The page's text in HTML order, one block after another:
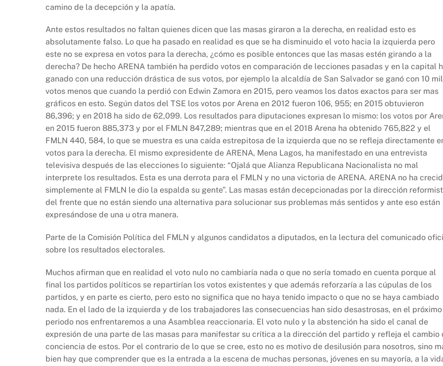
camino de la decepción y la apatía.
Ante estos resultados no faltan quienes dicen que las masas giraron a la derecha, en realidad esto es
absolutamente falso. Lo que ha pasado en realidad es que se ha disminuido el voto hacia la izquierda pero
este no se expresa en votos para la derecha, ¿cómo es posible entonces que las masas estén girando a la
derecha? De hecho ARENA también ha perdido votos en comparación de lecciones pasadas y en la capital
ganado con una reducción drástica de sus votos, por ejemplo la alcaldía de San Salvador se ganó con 10 mil
votos menos que cuando la perdió con Edwin Zamora en 2015, pero veamos los datos exactos para ser mas
gráficos en esto. Según datos del TSE los votos por Arena en 2012 fueron 106, 955; en 2015 obtuvieron
86,396; y en 2018 ha sido de 62,099. Los resultados para diputaciones expresan lo mismo: los votos por
en 2015 fueron 885,373 y por el FMLN 847,289; mientras que en el 2018 Arena ha obtenido 765,822 y el
FMLN 440, 584, lo que se muestra es una caída estrepitosa de la izquierda que no se refleja directamente
votos para la derecha. El mismo expresidente de ARENA, Mena Lagos, ha manifestado en una entrevista
televisiva después de las elecciones lo siguiente: “Ojalá que Alianza Republicana Nacionalista no mal
interprete los resultados. Esta es una derrota para el FMLN y no una victoria de ARENA. ARENA no ha
simplemente al FMLN le dio la espalda su gente”. Las masas están decepcionadas por la dirección
del frente que no están siendo una alternativa para solucionar sus problemas más sentidos y ante eso están
expresándose de una u otra manera.
Parte de la Comisión Política del FMLN y algunos candidatos a diputados, en la lectura del comunicado
sobre los resultados electorales.
Muchos afirman que en realidad el voto nulo no cambiaría nada o que no sería tomado en cuenta porque al
final los partidos políticos se repartirían los votos existentes y que además reforzaría a las cúpulas de los
partidos, y en parte es cierto, pero esto no significa que no haya tenido impacto o que no se haya cambiado
nada. En el lado de la izquierda y de los trabajadores las consecuencias han sido desastrosas, en el próximo
periodo nos enfrentaremos a una Asamblea reaccionaria. El voto nulo y la abstención ha sido el canal de
expresión de una parte de las masas para manifestar su crítica a la dirección del partido y refleja el cambio
conciencia de estos. Por el contrario de lo que se cree, esto no es motivo de desilusión para nosotros, sino
bien hay que comprender que es la entrada a la escena de muchas personas, jóvenes en su mayoría, a la